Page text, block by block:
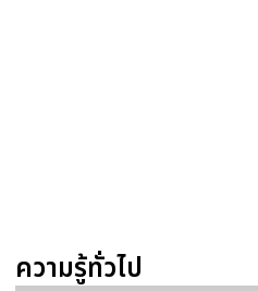
ความรู้ทั่วไป